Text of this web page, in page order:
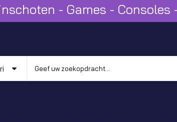
- Games - Consoles